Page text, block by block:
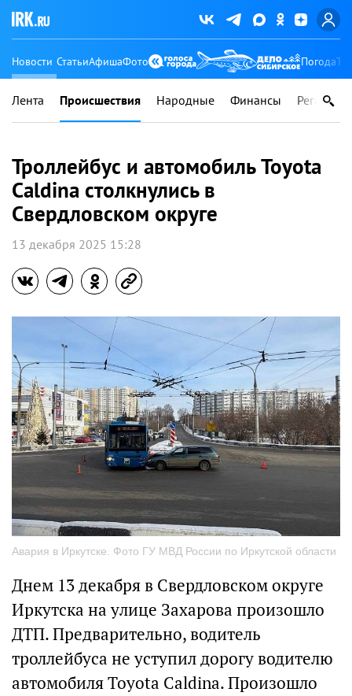
Новости СтатьиАфишаФото Погода
Лента Происшествия Народные Финансы Регионы
Троллейбус и автомобиль Toyota
Caldina столкнулись в
Свердловском округе
13 декабря 2025 15:28
Авария в Иркутске. Фото ГУ МВД России по Иркутской области
Днем 13 декабря в Свердловском округе
Иркутска на улице Захарова произошло
ДТП. Предварительно, водитель
троллейбуса не уступил дорогу водителю
автомобиля Toyota Caldina. Произошло